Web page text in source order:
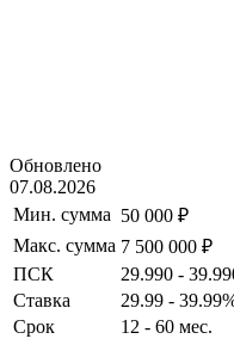
Обновлено
07.08.2026
Мин. сумма 50 000 ₽
Макс. сумма 7 500 000 ₽
ПСК
29.990 -
Ставка
29.99 -
Срок
12 - 60 мес.